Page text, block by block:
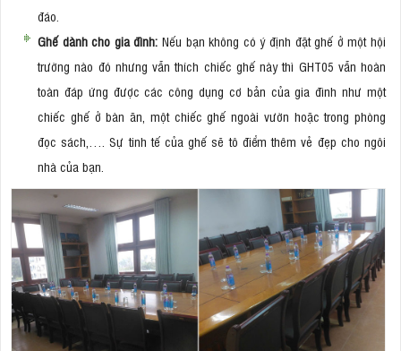
đáo.
Ghế dành cho gia đình: Nếu bạn không có ý định đặt ghế ở một hội
trường nào đó nhưng vẫn thích chiếc ghế này thì GHT05 vẫn hoàn
toàn đáp ứng được các công dụng cơ bản của gia đình như một
chiếc ghế ở bàn ăn, một chiếc ghế ngoài vườn hoặc trong phòng
đọc sách,…. Sự tinh tế của ghế sẽ tô điểm thêm vẻ đẹp cho ngôi
nhà của bạn.